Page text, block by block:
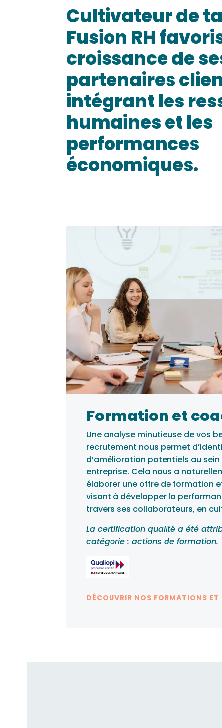
Cultivateur de
Fusion RH
croissance de
partenaires
intégrant les
humaines et les
performances
économiques.
Formation et
Une analyse minutieuse de vos
recrutement nous permet
d’amélioration potentiels au
entreprise. Cela nous a
élaborer une offre de formation
visant à développer la
travers ses collaborateurs, en
La certification qualité a été
catégorie : actions de formation.
DÉCOUVRIR NOS FORMATIONS